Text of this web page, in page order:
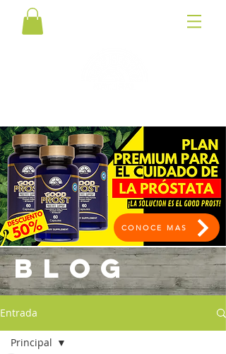
CONOCE MAS
BLOG
Entrada
Principal